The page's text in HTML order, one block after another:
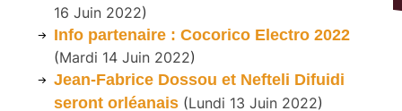
16 Juin 2022)
Info partenaire : Cocorico Electro 2022
(Mardi 14 Juin 2022)
Jean-Fabrice Dossou et Nefteli Difuidi
seront orléanais (Lundi 13 Juin 2022)